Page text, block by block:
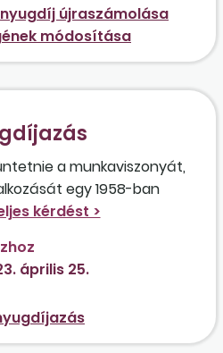
nyugdíj újraszámolása
módosítása
a munkaviszonyát,
egy 1958-ban
az esetben, ha
meg szeretné igényelni
Amennyiben igen, akkor
a
április 25.